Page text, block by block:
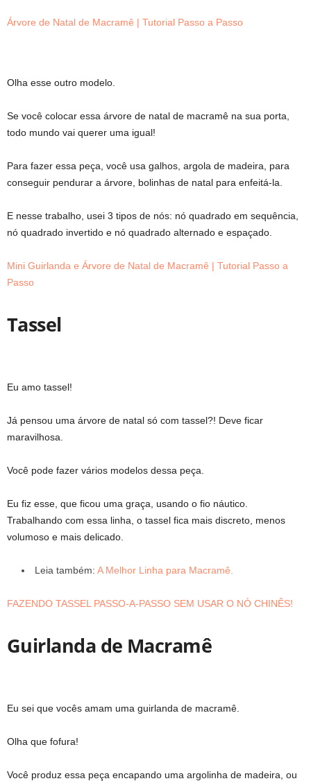
Árvore de Natal de Macramê | Tutorial Passo a Passo
Olha esse outro modelo.
Se você colocar essa árvore de natal de macramê na sua porta,
todo mundo vai querer uma igual!
Para fazer essa peça, você usa galhos, argola de madeira, para
conseguir pendurar a árvore, bolinhas de natal para enfeitá-la.
E nesse trabalho, usei 3 tipos de nós: nó quadrado em sequência,
nó quadrado invertido e nó quadrado alternado e espaçado.
Mini Guirlanda e Árvore de Natal de Macramê | Tutorial Passo a
Passo
Tassel
Eu amo tassel!
Já pensou uma árvore de natal só com tassel?! Deve ficar
maravilhosa.
Você pode fazer vários modelos dessa peça.
Eu fiz esse, que ficou uma graça, usando o fio náutico.
Trabalhando com essa linha, o tassel fica mais discreto, menos
volumoso e mais delicado.
Leia também: A Melhor Linha para Macramê.
FAZENDO TASSEL PASSO-A-PASSO SEM USAR O NÓ CHINÊS!
Guirlanda de Macramê
Eu sei que vocês amam uma guirlanda de macramê.
Olha que fofura!
Você produz essa peça encapando uma argolinha de madeira, ou